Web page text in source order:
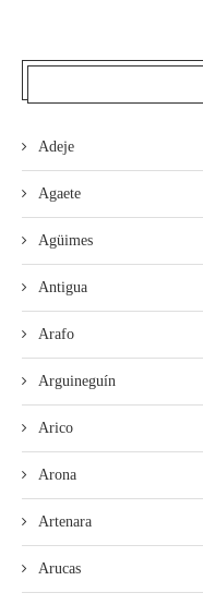
Adeje
Agaete
Agüimes
Antigua
Arafo
Arguineguín
Arico
Arona
Artenara
Arucas